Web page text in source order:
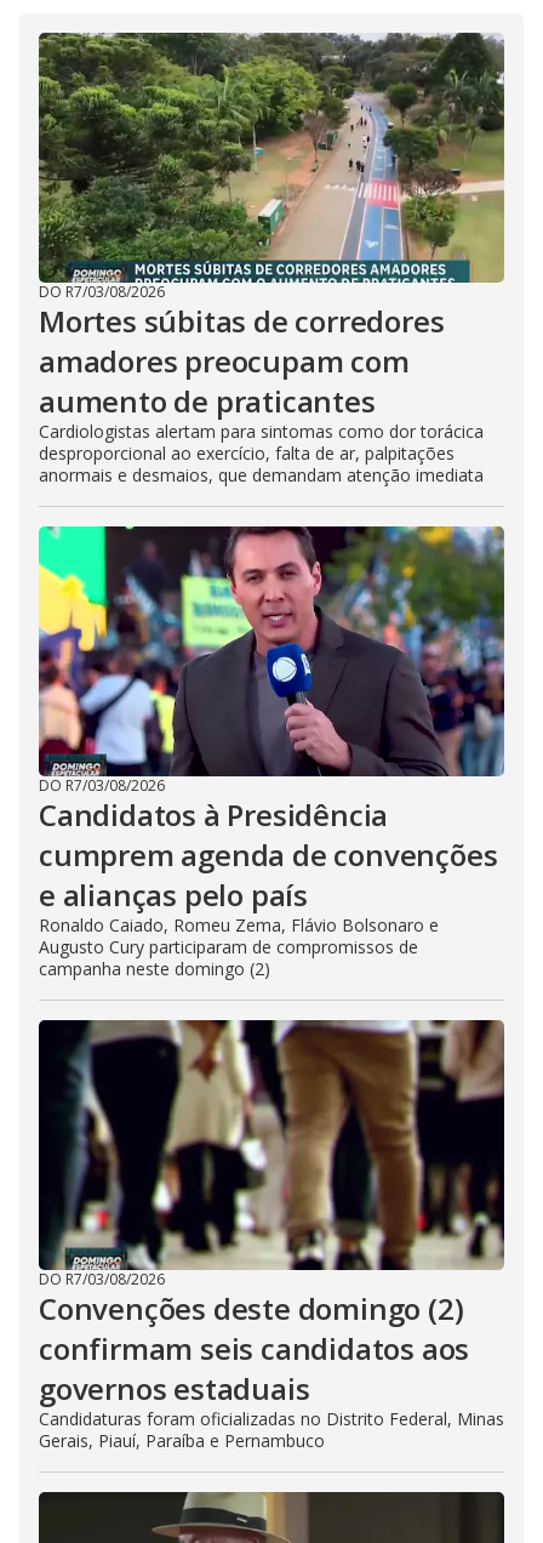
DO R7/03/08/2026
Mortes súbitas de corredores
amadores preocupam com
aumento de praticantes
Cardiologistas alertam para sintomas como dor torácica
desproporcional ao exercício, falta de ar, palpitações
anormais e desmaios, que demandam atenção imediata
DO R7/03/08/2026
Candidatos à Presidência
cumprem agenda de convenções
e alianças pelo país
Ronaldo Caiado, Romeu Zema, Flávio Bolsonaro e
Augusto Cury participaram de compromissos de
campanha neste domingo (2)
DO R7/03/08/2026
Convenções deste domingo (2)
confirmam seis candidatos aos
governos estaduais
Candidaturas foram oficializadas no Distrito Federal, Minas
Gerais, Piauí, Paraíba e Pernambuco